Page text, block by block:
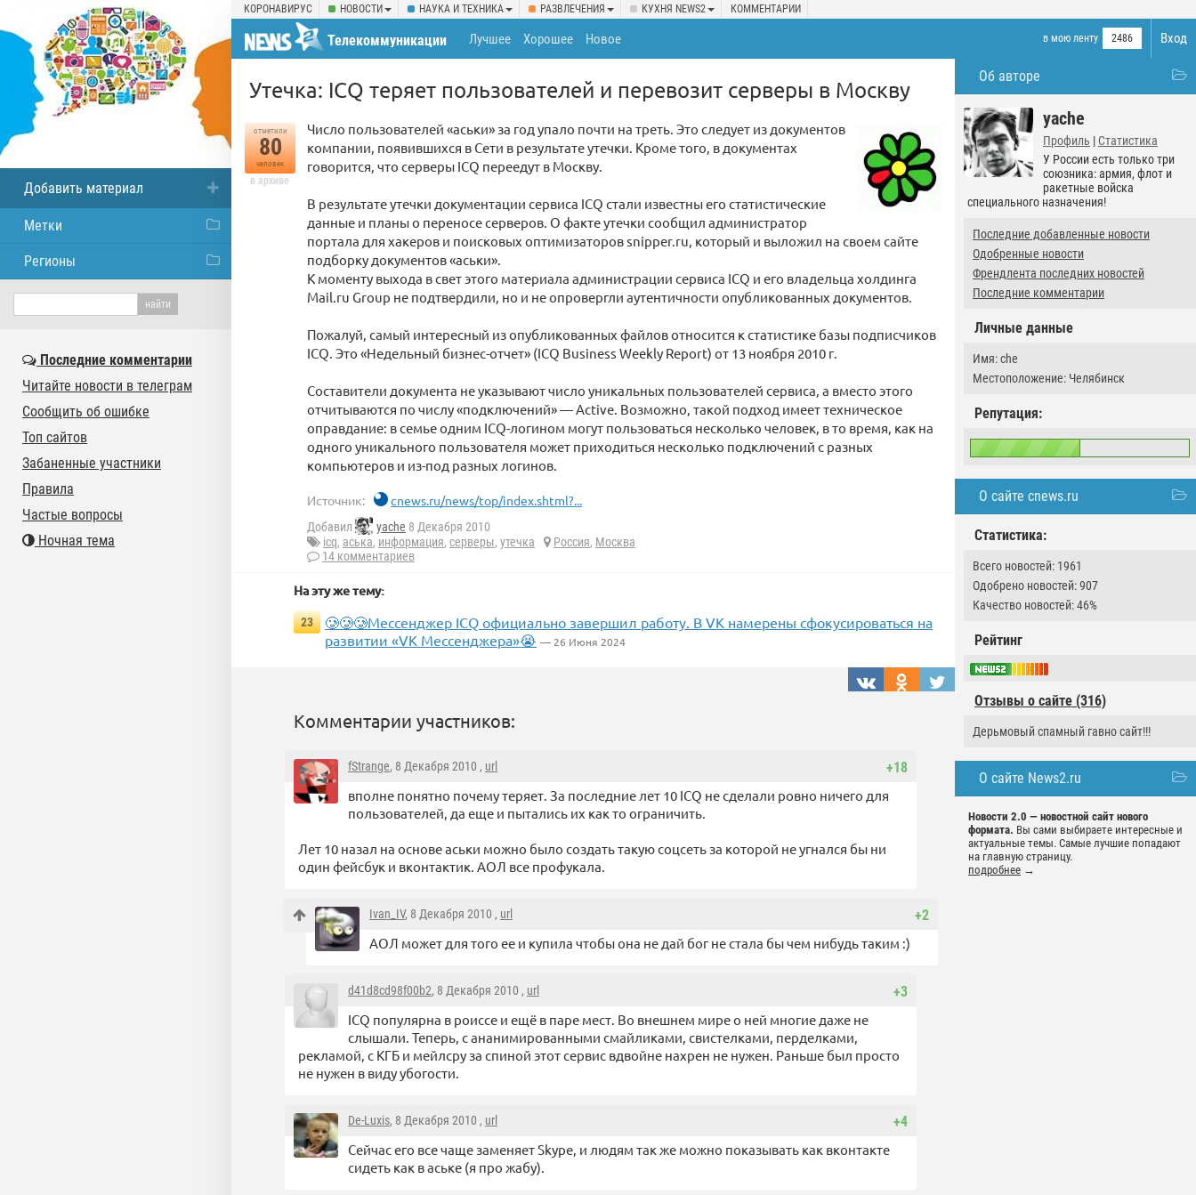
КОРОНАВИРУС НОВОСТИ НАУКА И ТЕХНИКА РАЗВЛЕЧЕНИЯ КУХНЯ NEWS2 КОММЕНТАРИИ
Вход
Телекоммуникации в мою ленту 2486
Лучшее Хорошее Новое
Об авторе
yache
Профиль | Статистика
У России есть только три
союзника: армия, флот и
ракетные войска
специального назначения!
Последние добавленные новости
Одобренные новости
Френдлента последних новостей
Последние комментарии
Личные данные
Имя: che
Местоположение: Челябинск
Репутация:
О сайте cnews.ru
Статистика:
Всего новостей: 1961
Одобрено новостей: 907
Качество новостей: 46%
Рейтинг
Отзывы о сайте (316)
Дерьмовый спамный гавно сайт!!!
О сайте News2.ru
Новости 2.0 — новостной сайт нового
формата. Вы сами выбираете интересные и
актуальные темы. Самые лучшие попадают
на главную страницу.
подробнее →
Утечка: ICQ теряет пользователей и перевозит серверы в Москву
отметили
80
человек
в архиве
Число пользователей «аськи» за год упало почти на треть. Это следует из документов
компании, появившихся в Сети в результате утечки. Кроме того, в документах
говорится, что серверы ICQ переедут в Москву.
В результате утечки документации сервиса ICQ стали известны его статистические
данные и планы о переносе серверов. О факте утечки сообщил администратор
портала для хакеров и поисковых оптимизаторов snipper.ru, который и выложил на своем сайте
подборку документов «аськи».
К моменту выхода в свет этого материала администрации сервиса ICQ и его владельца холдинга
Mail.ru Group не подтвердили, но и не опровергли аутентичности опубликованных документов.
Пожалуй, самый интересный из опубликованных файлов относится к статистике базы подписчиков
ICQ. Это «Недельный бизнес-отчет» (ICQ Business Weekly Report) от 13 ноября 2010 г.
Составители документа не указывают число уникальных пользователей сервиса, а вместо этого
отчитываются по числу «подключений» — Active. Возможно, такой подход имеет техническое
оправдание: в семье одним ICQ-логином могут пользоваться несколько человек, в то время, как на
одного уникального пользователя может приходиться несколько подключений с разных
компьютеров и из-под разных логинов.
Источник: cnews.ru/news/top/index.shtml?...
Добавил yache 8 Декабря 2010
icq, аська, информация, серверы, утечка Россия, Москва
14 комментариев
На эту же тему:
23
🥲🥲🥲Мессенджер ICQ официально завершил работу. В VK намерены сфокусироваться на
развитии «VK Мессенджера»😭 — 26 Июня 2024
Комментарии участников:
+18
fStrange, 8 Декабря 2010 , url
вполне понятно почему теряет. За последние лет 10 ICQ не сделали ровно ничего для
пользователей, да еще и пытались их как то ограничить.
Лет 10 назал на основе аськи можно было создать такую соцсеть за которой не угнался бы ни
один фейсбук и вконтактик. АОЛ все профукала.
+2
Ivan_IV, 8 Декабря 2010 , url
АОЛ может для того ее и купила чтобы она не дай бог не стала бы чем нибудь таким :)
+3
d41d8cd98f00b2, 8 Декабря 2010 , url
ICQ популярна в роиссе и ещё в паре мест. Во внешнем мире о ней многие даже не
слышали. Теперь, с ананимированными смайликами, свистелками, перделками,
рекламой, с КГБ и мейлсру за спиной этот сервис вдвойне нахрен не нужен. Раньше был просто
не нужен в виду убогости.
+4
De-Luxis, 8 Декабря 2010 , url
Сейчас его все чаще заменяет Skype, и людям так же можно показывать как вконтакте
сидеть как в аське (я про жабу).
Добавить материал
Метки
Регионы
Последние комментарии
Читайте новости в телеграм
Сообщить об ошибке
Топ сайтов
Забаненные участники
Правила
Частые вопросы
Ночная тема